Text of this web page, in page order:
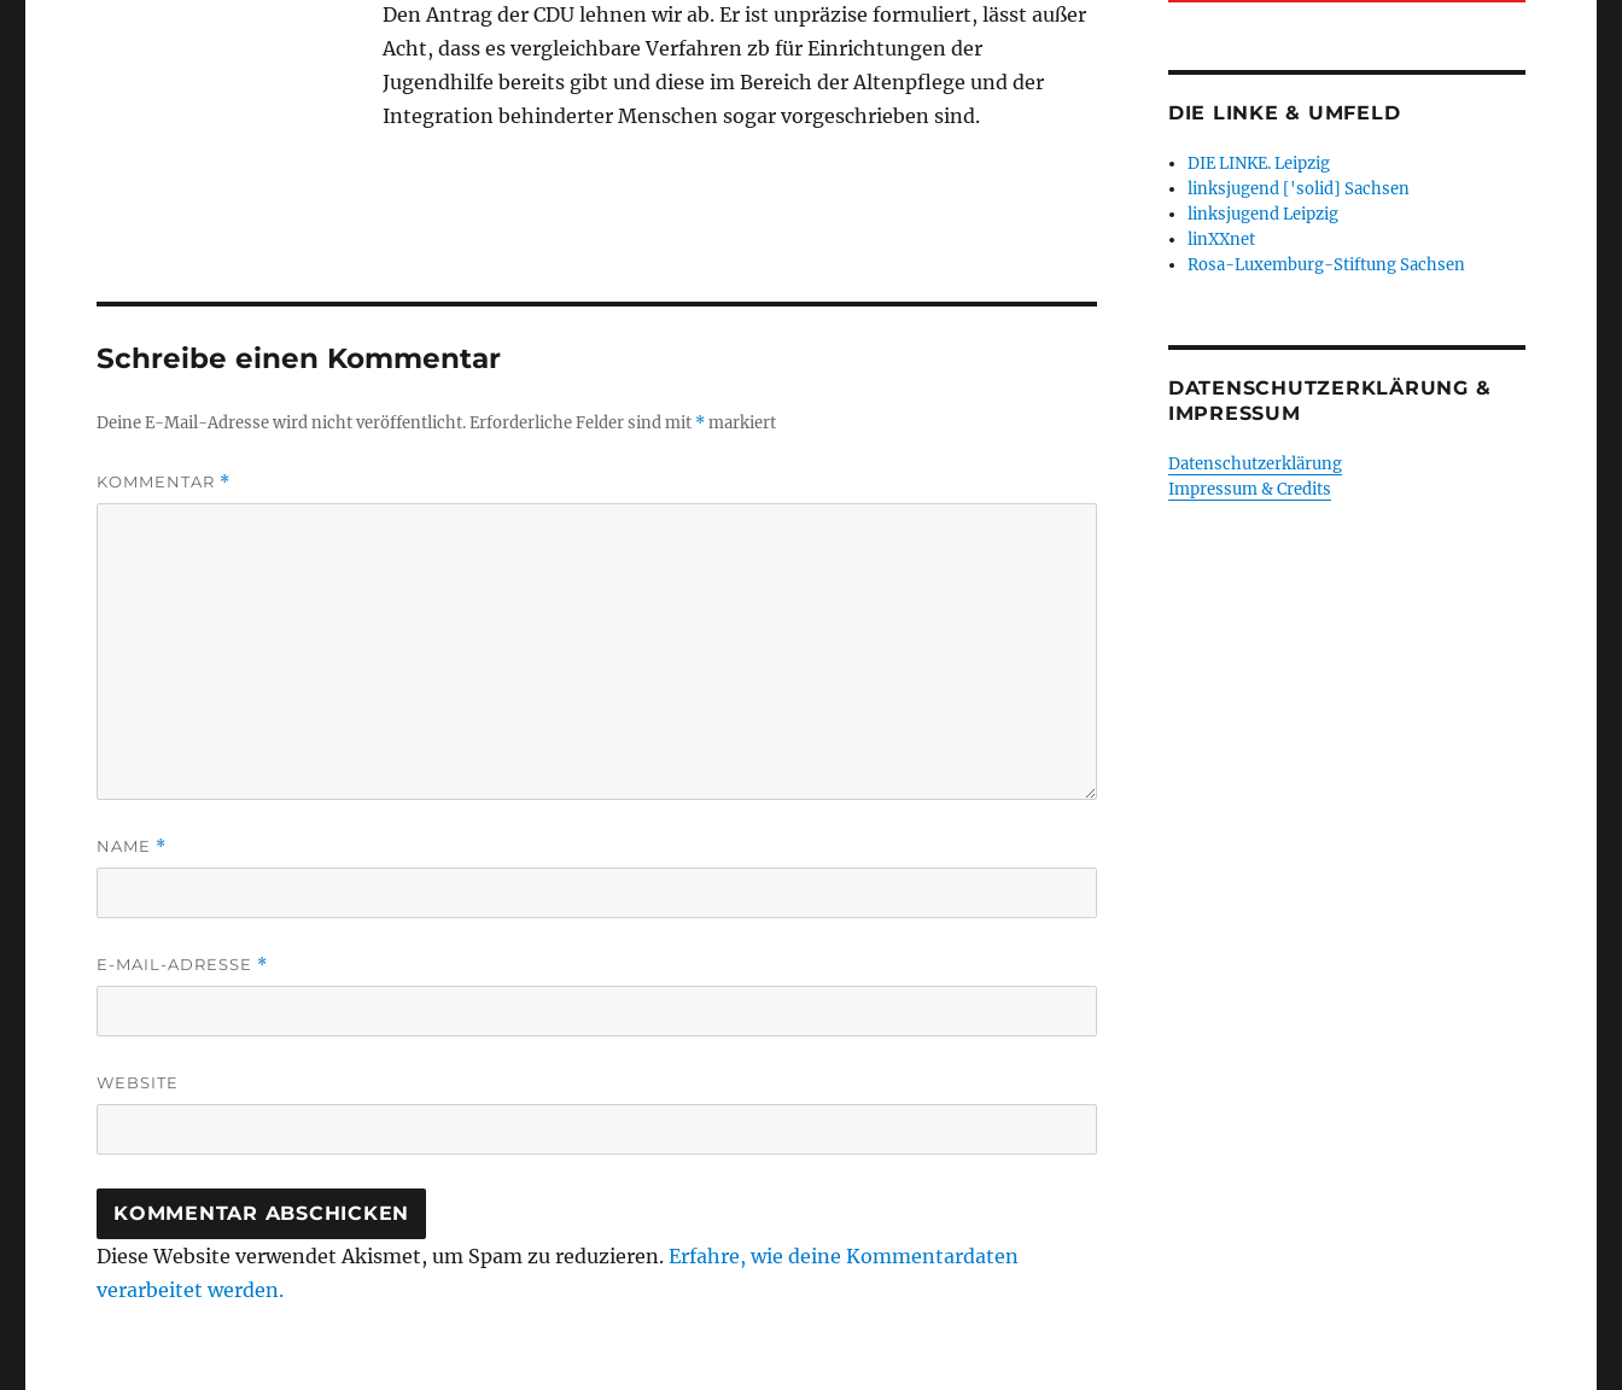
Den Antrag der CDU lehnen wir ab. Er ist unpräzise formuliert, lässt außer
Acht, dass es vergleichbare Verfahren zb für Einrichtungen der
Jugendhilfe bereits gibt und diese im Bereich der Altenpflege und der
Integration behinderter Menschen sogar vorgeschrieben sind.
Schreibe einen Kommentar
Deine E-Mail-Adresse wird nicht veröffentlicht.Erforderliche Felder sind mit *markiert
KOMMENTAR *
NAME *
E-MAIL-ADRESSE *
WEBSITE
Diese Website verwendet Akismet, um Spam zu reduzieren.Erfahre, wie deine Kommentardaten
verarbeitet werden.
DIE LINKE & UMFELD
DIE LINKE. Leipzig
linksjugend ['solid] Sachsen
linksjugend Leipzig
linXXnet
Rosa-Luxemburg-Stiftung Sachsen
DATENSCHUTZERKLÄRUNG &
IMPRESSUM
Datenschutzerklärung
Impressum & Credits